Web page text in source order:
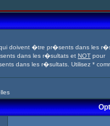
doivent �tre pr�sents dans les
dans les r�sultats et NOT pour
dans les r�sultats. Utilisez *